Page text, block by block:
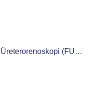
(FURS)